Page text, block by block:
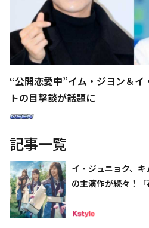
“公開恋愛中”イム・ジヨン＆イ
トの目撃談が話題に
記事一覧
イ・ジュニョク、
の主演作が続々！